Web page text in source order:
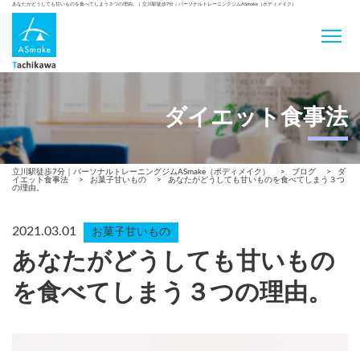
あなたがどうしても甘いものを食べてしまう３つの理由。 | 立川駅徒歩7分｜パーソナルトレーニングジムASmake（ボディメイク）
ダイエット食事法
立川駅徒歩7分｜パーソナルトレーニングジムASmake（ボディメイク） > ブログ >
ダ
イエット食事法
> お菓子甘いもの >
あなたがどうしても甘いものを食べてしまう３つ
の理由。
2021.03.01 お菓子甘いもの
あなたがどうしても甘いもの
を食べてしまう３つの理由。